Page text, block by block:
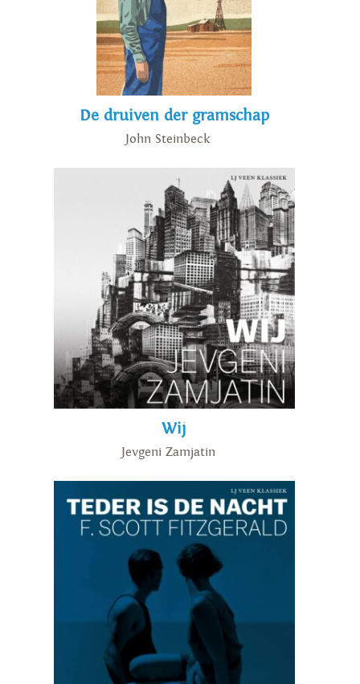
De druiven der gramschap
John Steinbeck
Wij
Jevgeni Zamjatin